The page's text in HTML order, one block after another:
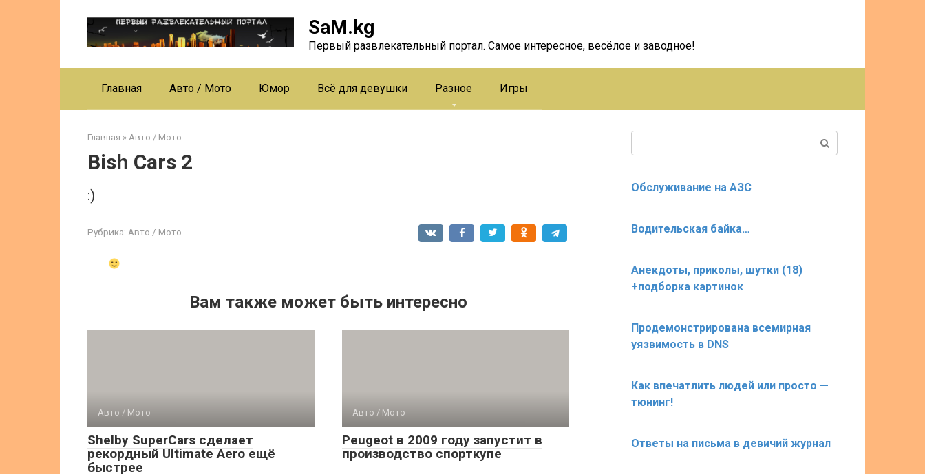
SaM.kg
Первый развлекательный портал. Самое интересное, весёлое и заводное!
Главная Авто / Мото Юмор Всё для девушки Разное Игры
Главная » Авто / Мото
Bish Cars 2
:)
Рубрика: Авто / Мото
Вам также может быть интересно
Авто / Мото
Shelby SuperCars сделает
рекордный Ultimate Aero ещё
быстрее
Авто / Мото
Peugeot в 2009 году запустит в
производство спорткупе
Обслуживание на АЗС
Водительская байка…
Анекдоты, приколы, шутки (18)
+подборка картинок
Продемонстрирована всемирная
уязвимость в DNS
Как впечатлить людей или просто —
тюнинг!
Ответы на письма в девичий журнал